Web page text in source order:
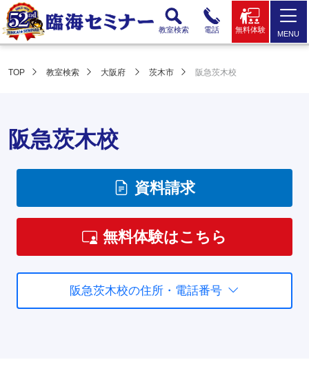
教室検索 電話 無料体験 MENU
TOP 教室検索 大阪府 茨木市 阪急茨木校
阪急茨木校
資料請求
無料体験はこちら
阪急茨木校の住所・電話番号